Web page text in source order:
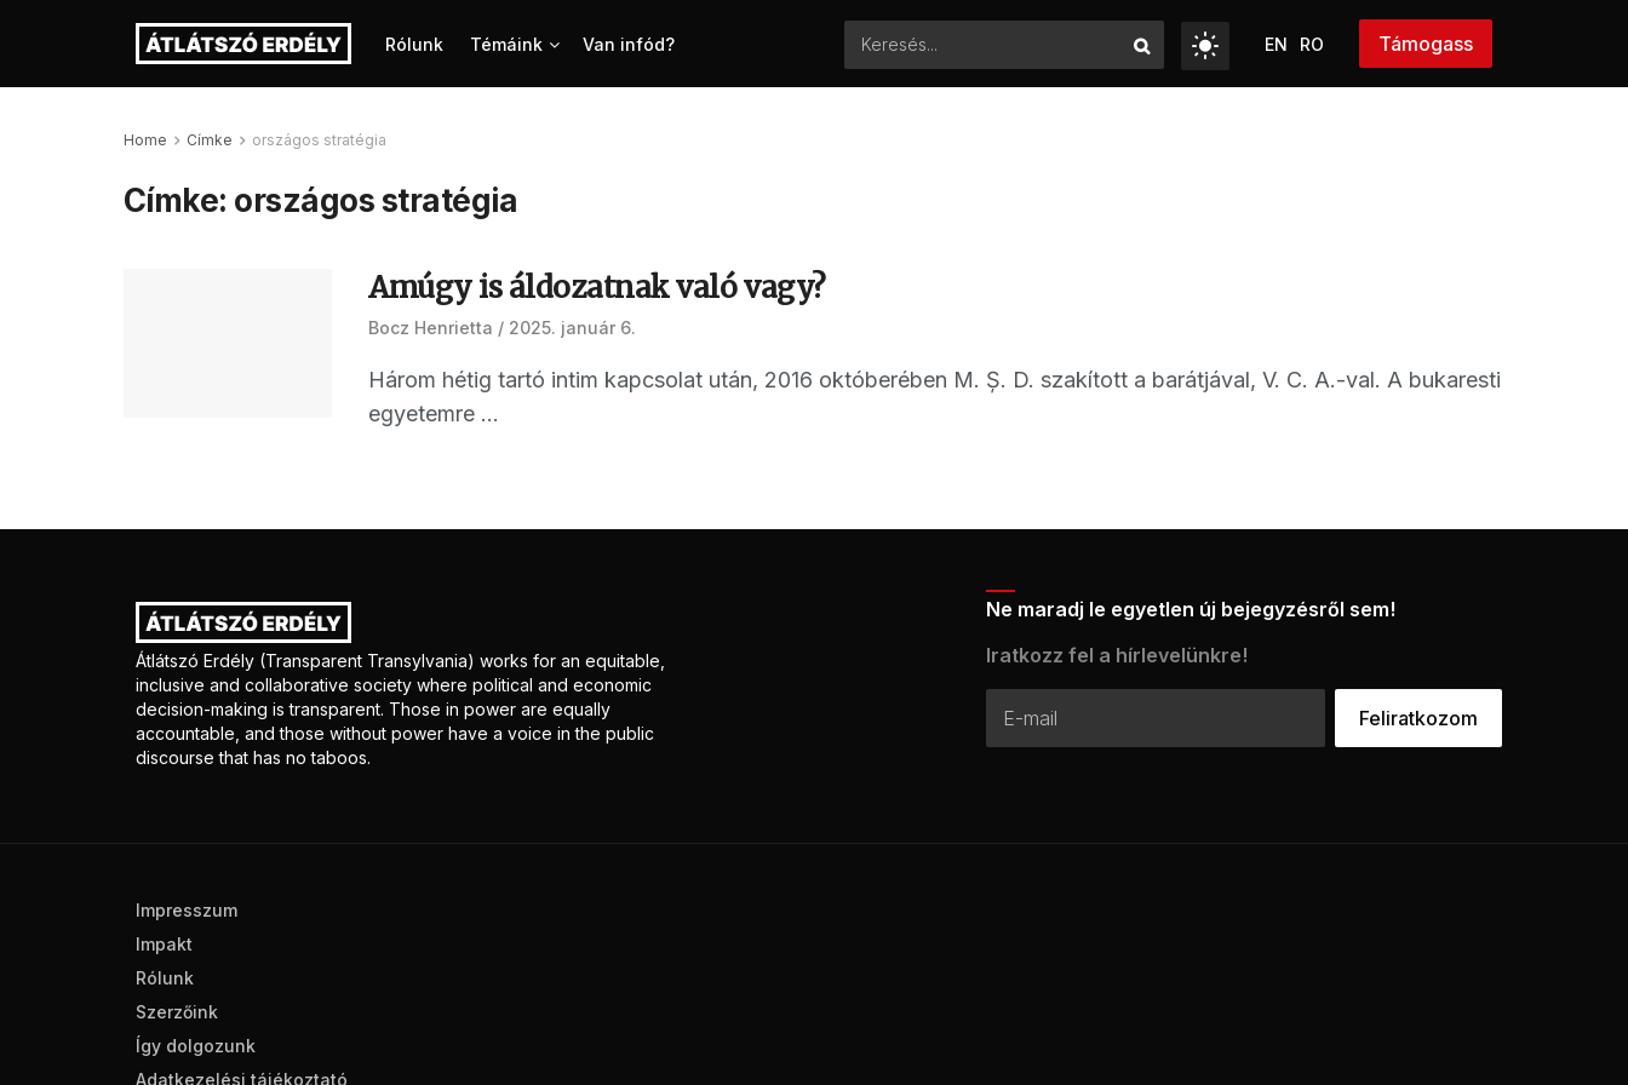
Rólunk Témáink Van infód? EN RO Támogass
Home Címke országos stratégia
Címke: országos stratégia
Amúgy is áldozatnak való vagy?
Bocz Henrietta 2025. január 6.
Három hétig tartó intim kapcsolat után, 2016 októberében M. Ș. D. szakított a barátjával, V. C. A.-val. A bukaresti
egyetemre ...
Átlátszó Erdély (Transparent Transylvania) works for an equitable,
inclusive and collaborative society where political and economic
decision-making is transparent. Those in power are equally
accountable, and those without power have a voice in the public
discourse that has no taboos.
Ne maradj le egyetlen új bejegyzésről sem!
Iratkozz fel a hírlevelünkre!
Impresszum
Impakt
Rólunk
Szerzőink
Így dolgozunk
Adatkezelési tájékoztató